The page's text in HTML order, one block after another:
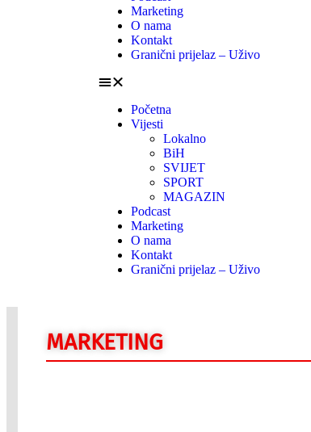
Marketing
O nama
Kontakt
Granični prijelaz – Uživo
Početna
Vijesti
Lokalno
BiH
SVIJET
SPORT
MAGAZIN
Podcast
Marketing
O nama
Kontakt
Granični prijelaz – Uživo
MARKETING